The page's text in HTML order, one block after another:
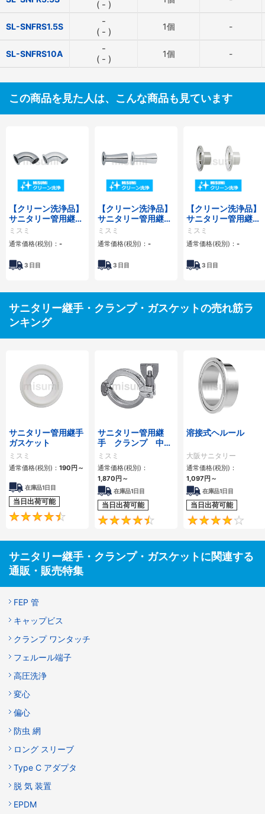
( - )
SL-SNFRS1.5S
-
( - ) 1個 -
SL-SNFRS10A
-
( - ) 1個 -
この商品を見た人は、こんな商品も見ています
【クリーン洗浄品】
サニタリー管用継
手 フェルール×溶
接エルボ
ミスミ
通常価格(税別)： -
3 日目
【クリーン洗浄品】
サニタリー管用継
手 フェルール×溶
接レデューサー
ミスミ
通常価格(税別)： -
3 日目
【クリーン洗浄品】
サニタリー管用継
手 異径フェルール
ミスミ
通常価格(税別)： -
3 日目
サニタリー継手・クランプ・ガスケットの売れ筋ラ
ンキング
サニタリー管用継手
ガスケット
ミスミ
通常価格(税別)： 190円～
在庫品1日目
当日出荷可能
4.5
サニタリー管用継
手 クランプ 中・
高圧用
ミスミ
通常価格(税別)：
1,870円～
在庫品1日目
当日出荷可能
4.6
溶接式ヘルール
大阪サニタリー
通常価格(税別)：
1,097円～
在庫品1日目
当日出荷可能
サニタリー継手・クランプ・ガスケットに関連する
通販・販売特集
FEP 管
キャップビス
クランプ ワンタッチ
フェルール端子
高圧洗浄
変心
偏心
防虫 網
ロング スリーブ
Type C アダプタ
脱 気 装置
EPDM